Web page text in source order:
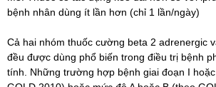
bệnh nhân dùng ít lần hơn (chỉ 1 lần/ngày)
Cả hai nhóm thuốc cường beta 2 adrenergic
đều được dùng phổ biến trong điều trị bệnh
tính. Những trường hợp bệnh giai đoạn I